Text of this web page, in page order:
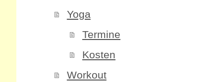
Yoga
Termine
Kosten
Workout